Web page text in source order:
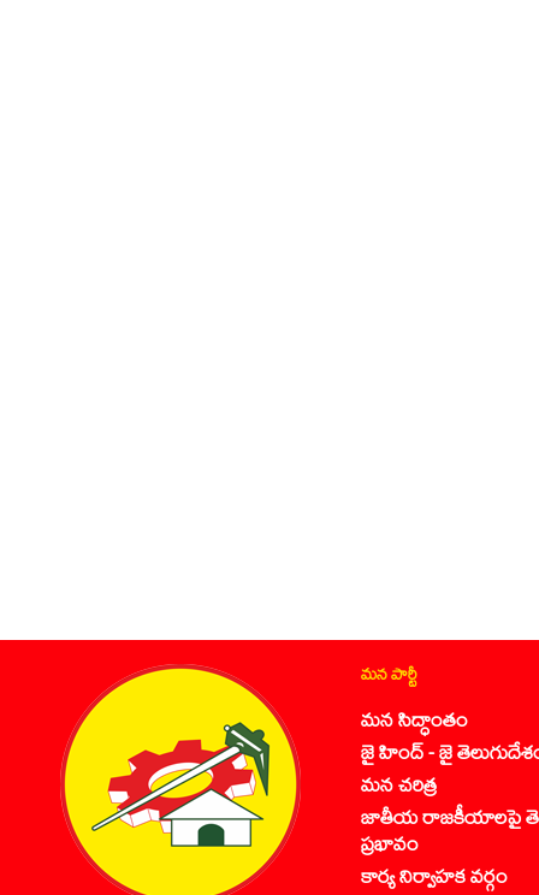
మన పార్టీ
మన సిద్ధాంతం
జై హింద్ - జై
మన చరిత్ర
జాతీయ రాజకీయాలపై
ప్రభావం
కార్య నిర్వాహక వర్గం